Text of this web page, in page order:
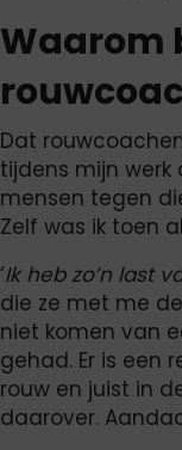
Waarom
Dat
tijdens mijn werk
mensen tegen
Zelf was ik toen
‘Ik heb zo’n last
die ze met me
niet komen van
gehad. Er is een
rouw en juist in
daarover.